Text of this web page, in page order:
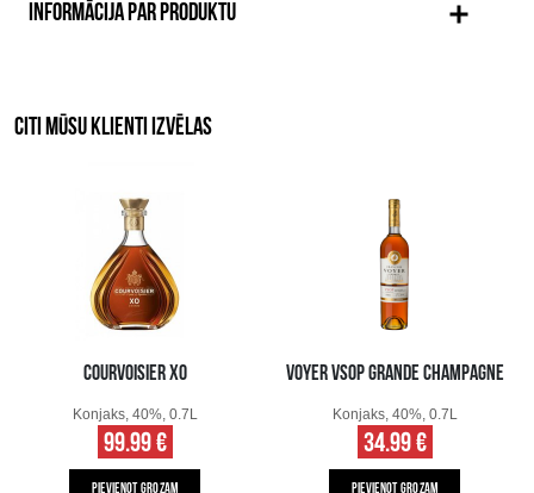
INFORMĀCIJA PAR PRODUKTU
CITI MŪSU KLIENTI IZVĒLAS
COURVOISIER XO
Konjaks, 40%, 0.7L
99.99 €
PIEVIENOT GROZAM
VOYER VSOP GRANDE CHAMPAGNE
Konjaks, 40%, 0.7L
34.99 €
PIEVIENOT GROZAM